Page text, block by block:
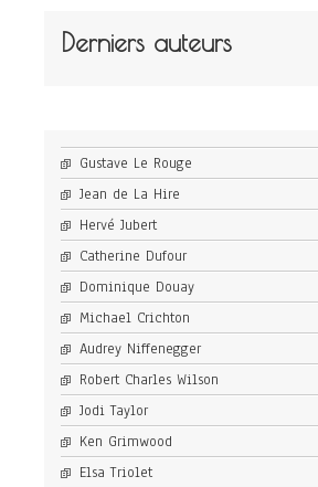
Derniers auteurs
Gustave Le Rouge
Jean de La Hire
Hervé Jubert
Catherine Dufour
Dominique Douay
Michael Crichton
Audrey Niffenegger
Robert Charles Wilson
Jodi Taylor
Ken Grimwood
Elsa Triolet